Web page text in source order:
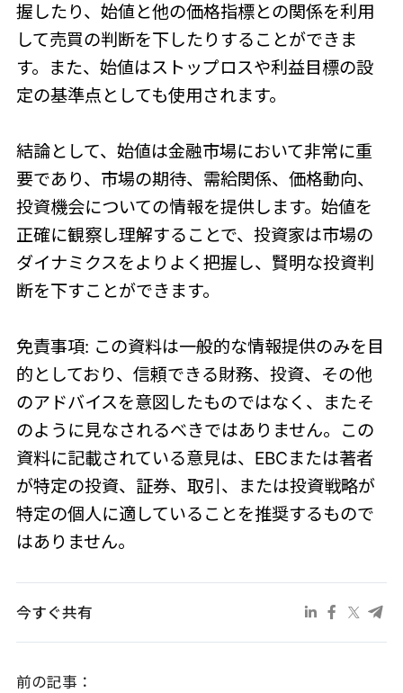
握したり、始値と他の価格指標との関係を利用
して売買の判断を下したりすることができま
す。また、始値はストップロスや利益目標の設
定の基準点としても使用されます。
結論として、始値は金融市場において非常に重
要であり、市場の期待、需給関係、価格動向、
投資機会についての情報を提供します。始値を
正確に観察し理解することで、投資家は市場の
ダイナミクスをよりよく把握し、賢明な投資判
断を下すことができます。
免責事項: この資料は一般的な情報提供のみを目
的としており、信頼できる財務、投資、その他
のアドバイスを意図したものではなく、またそ
のように見なされるべきではありません。この
資料に記載されている意見は、EBCまたは著者
が特定の投資、証券、取引、または投資戦略が
特定の個人に適していることを推奨するもので
はありません。
今すぐ共有
前の記事：